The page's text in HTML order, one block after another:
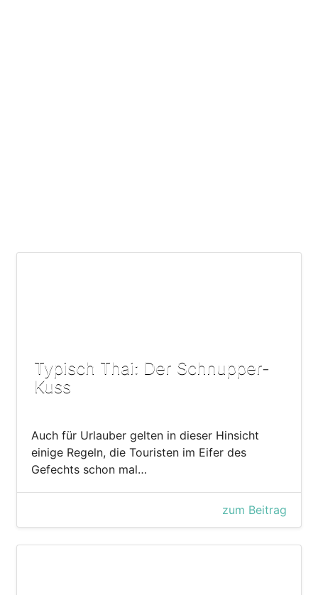
Typisch Thai: Der Schnupper-
Kuss
Auch für Urlauber gelten in dieser Hinsicht
einige Regeln, die Touristen im Eifer des
Gefechts schon mal…
zum Beitrag